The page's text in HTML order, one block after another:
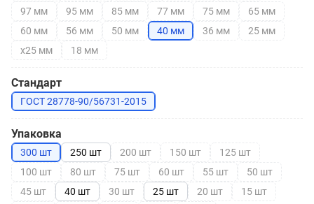
97 мм
95 мм 85 мм 77 мм 75 мм
65 мм
60 мм
56 мм 50 мм 40 мм 36 мм
25 мм
х25 мм
18 мм
Стандарт
ГОСТ 28778-90/56731-2015
Упаковка
300 шт 250 шт 200 шт 150 шт
125 шт
100 шт
80 шт 75 шт 60 шт 55 шт
50 шт
45 шт
40 шт 30 шт 25 шт 20 шт
15 шт